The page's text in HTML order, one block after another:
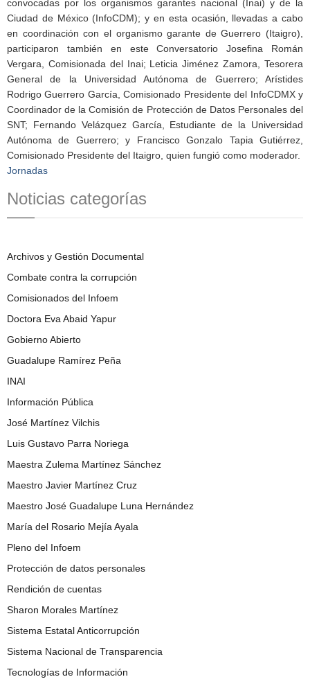
convocadas por los organismos garantes nacional (Inai) y de la
Ciudad de México (InfoCDM); y en esta ocasión, llevadas a cabo
en coordinación con el organismo garante de Guerrero (Itaigro),
participaron también en este Conversatorio Josefina Román
Vergara, Comisionada del Inai; Leticia Jiménez Zamora, Tesorera
General de la Universidad Autónoma de Guerrero; Arístides
Rodrigo Guerrero García, Comisionado Presidente del InfoCDMX y
Coordinador de la Comisión de Protección de Datos Personales del
SNT; Fernando Velázquez García, Estudiante de la Universidad
Autónoma de Guerrero; y Francisco Gonzalo Tapia Gutiérrez,
Comisionado Presidente del Itaigro, quien fungió como moderador.
Jornadas
Noticias categorías
Archivos y Gestión Documental
Combate contra la corrupción
Comisionados del Infoem
Doctora Eva Abaid Yapur
Gobierno Abierto
Guadalupe Ramírez Peña
INAI
Información Pública
José Martínez Vilchis
Luis Gustavo Parra Noriega
Maestra Zulema Martínez Sánchez
Maestro Javier Martínez Cruz
Maestro José Guadalupe Luna Hernández
María del Rosario Mejía Ayala
Pleno del Infoem
Protección de datos personales
Rendición de cuentas
Sharon Morales Martínez
Sistema Estatal Anticorrupción
Sistema Nacional de Transparencia
Tecnologías de Información